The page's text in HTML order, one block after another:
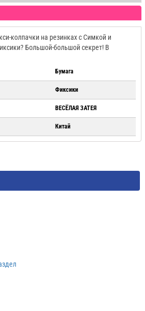
колпачки на резинках с Симкой и
Большой-большой секрет! В
Бумага
Фиксики
ВЕСЁЛАЯ ЗАТЕЯ
Китай